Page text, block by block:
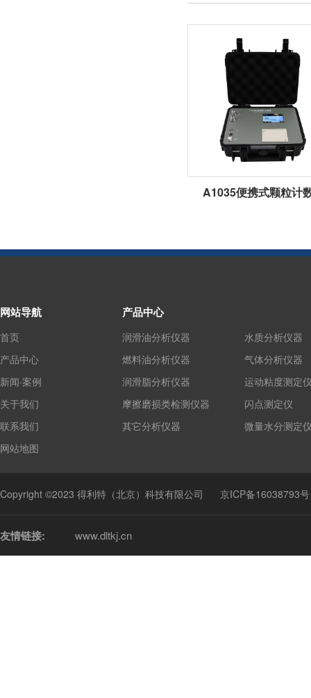
A1035便携式颗粒计
网站导航
首页
产品中心
新闻·案例
关于我们
联系我们
网站地图
产品中心
润滑油分析仪器
燃料油分析仪器
润滑脂分析仪器
摩擦磨损类检测仪器
其它分析仪器
水质分析仪器
气体分析仪器
运动粘度测定
闪点测定仪
微量水分测定
Copyright ©2023 得利特（北京）科技有限公司 京ICP备16038793号
友情链接: www.dltkj.cn